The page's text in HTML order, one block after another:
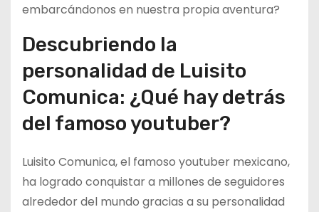
embarcándonos en nuestra propia aventura?
Descubriendo la
personalidad de Luisito
Comunica: ¿Qué hay detrás
del famoso youtuber?
Luisito Comunica, el famoso youtuber mexicano,
ha logrado conquistar a millones de seguidores
alrededor del mundo gracias a su personalidad